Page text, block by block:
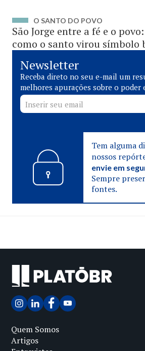
O SANTO DO POVO
São Jorge entre a fé e o
como o santo virou símbolo
Newsletter
Receba direto no seu e-mail um
melhores apurações sobre o poder
Tem alguma
nossos
envie em
Sempre
fontes.
Quem Somos
Artigos